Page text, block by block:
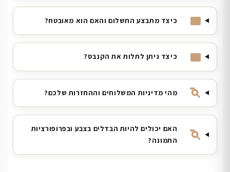
כיצד מתבצע התשלום והאם הוא מאובטח?
כיצד ניתן לתלות את הקנבס?
מהי מדיניות המשלוחים וההחזרות שלכם?
האם יכולים להיות הבדלים בצבע ובפרופורציות
התמונה?